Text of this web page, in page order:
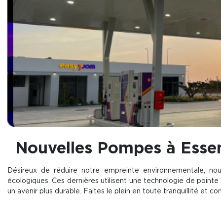
Nouvelles Pompes à
Désireux de réduire notre empreinte environnementale,
écologiques. Ces dernières utilisent une technologie de
un avenir plus durable. Faites le plein en toute tranquillité et